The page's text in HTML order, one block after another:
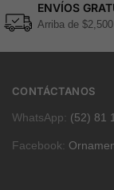
ENVÍOS
Arriba de
CONTÁCTANOS
WhatsApp: (52) 81
Facebook: